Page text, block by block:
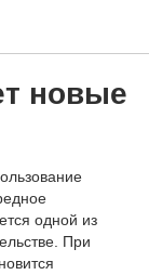
новые
одной из
При